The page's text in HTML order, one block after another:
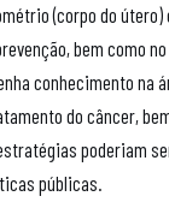
(corpo do
bem como
conhecimento na
do câncer,
poderiam
públicas.